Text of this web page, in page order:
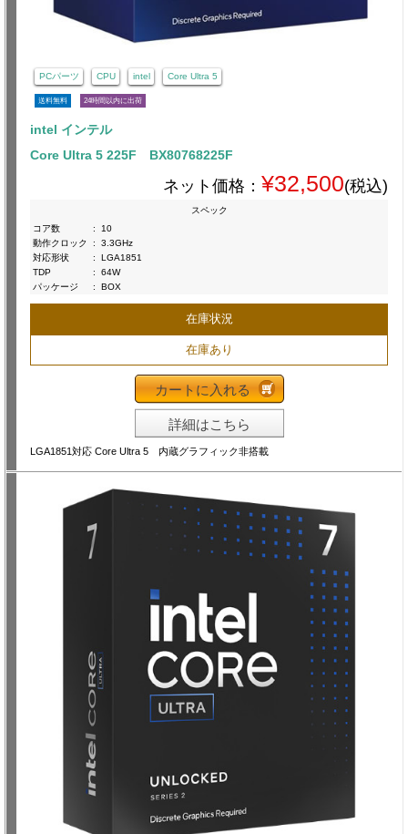
PCパーツ CPU intel Core Ultra 5
送料無料 24時間以内に出荷
intel インテル
Core Ultra 5 225F BX80768225F
ネット価格： ¥32,500(税込)
スペック
コア数
:
10
動作クロック
:
3.3GHz
対応形状
:
LGA1851
TDP
:
64W
パッケージ
: BOX
在庫状況
在庫あり
カートに入れる
詳細はこちら
LGA1851対応 Core Ultra 5 内蔵グラフィック非搭載